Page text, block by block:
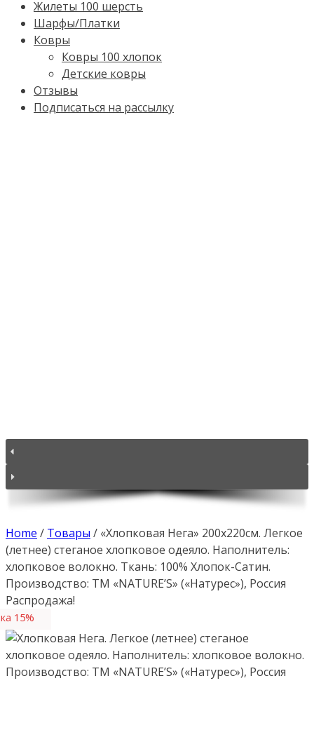
Жилеты 100 шерсть
Шарфы/Платки
Ковры
Ковры 100 хлопок
Детские ковры
Отзывы
Подписаться на рассылку
Home / Товары / «Хлопковая Нега» 200х220см. Легкое
(летнее) стеганое хлопковое одеяло. Наполнитель:
хлопковое волокно. Ткань: 100% Хлопок-Сатин.
Производство: ТМ «NATURE’S» («Натурес»), Россия
Распродажа!
15%